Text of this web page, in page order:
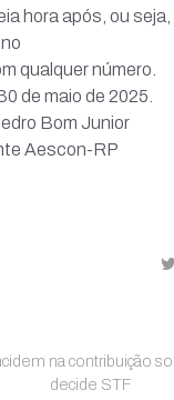
hora após, ou
qualquer número.
de maio de 2025.
Bom Junior
Aescon-RP
na contribuição
decide STF